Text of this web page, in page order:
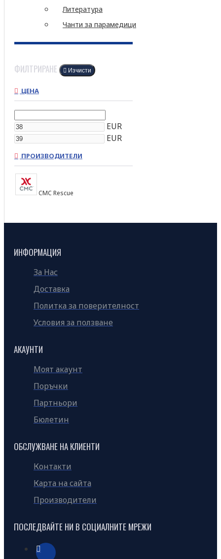
Литература
Чанти за парамедици
ФИЛТРИРАНЕ Изчисти
ЦЕНА
EUR
EUR
ПРОИЗВОДИТЕЛИ
CMC Rescue
ИНФОРМАЦИЯ
За Нас
Доставка
Политка за поверителност
Условия за ползване
АКАУНТИ
Моят акаунт
Поръчки
Партньори
Бюлетин
ОБСЛУЖВАНЕ НА КЛИЕНТИ
Контакти
Карта на сайта
Производители
ПОСЛЕДВАЙТЕ НИ В СОЦИАЛНИТЕ МРЕЖИ